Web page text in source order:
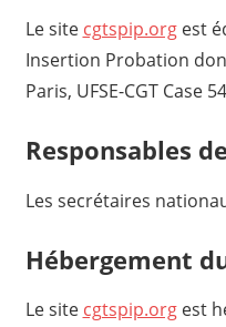
Le site cgtspip.orgest
Insertion Probation
Paris, UFSE-CGT Case
Responsables
Les secrétaires
Hébergement
Le site cgtspip.orgest